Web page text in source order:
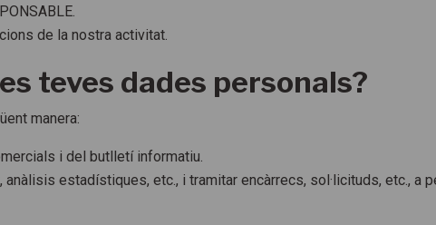
de la nostra activitat.
teves dades personals?
manera:
i del butlletí informatiu.
estadístiques, etc., i tramitar encàrrecs, sol·licituds, etc., a